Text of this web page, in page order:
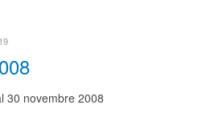
30 novembre 2008